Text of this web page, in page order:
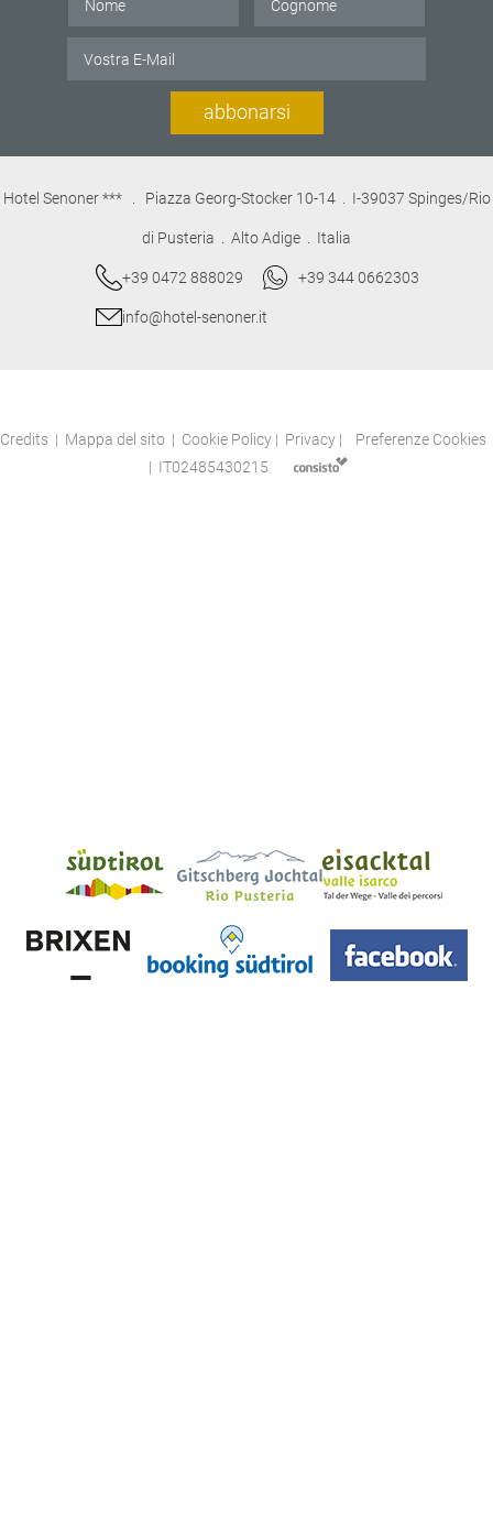
abbonarsi
Hotel Senoner ***. Piazza Georg-Stocker 10-14 . I-39037 Spinges/Rio
di Pusteria . Alto Adige . Italia
+39 0472 888029 +39 344 0662303
info@hotel-senoner.it
Credits | Mappa del sito | Cookie Policy | Privacy |
Preferenze Cookies
| IT02485430215